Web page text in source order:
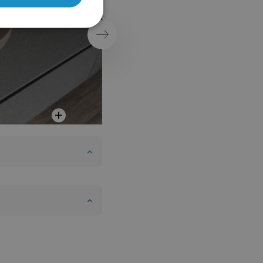
Weiter
ROMANIAN
ITALIAN
SPANISH
UKRAINIAN
BULGARIAN